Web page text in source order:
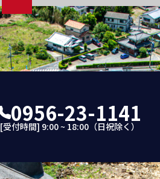
0956-23-1141
[受付時間] 9:00 ~ 18:00（日祝除く）